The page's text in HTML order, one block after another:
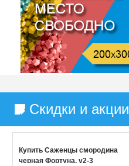
Скидки и акции
Купить Саженцы смородина
черная Фортуна, v2-3